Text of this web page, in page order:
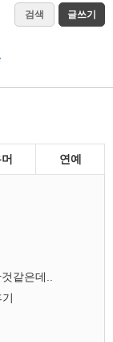
검색 글쓰기
연예
같은데..